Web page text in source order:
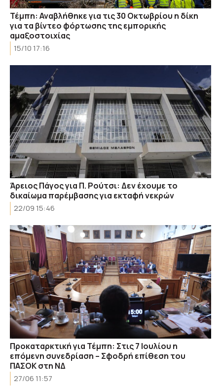
Τέμπη: Αναβλήθηκε για τις 30 Οκτωβρίου η δίκη
για τα βίντεο φόρτωσης της εμπορικής
αμαξοστοιχίας
15/10 17:16
Άρειος Πάγος για Π. Ρούτσι: Δεν έχουμε το
δικαίωμα παρέμβασης για εκταφή νεκρών
22/09 15:46
Προκαταρκτική για Τέμπη: Στις 7 Ιουλίου η
επόμενη συνεδρίαση – Σφοδρή επίθεση του
ΠΑΣΟΚ στη ΝΔ
27/06 11:57